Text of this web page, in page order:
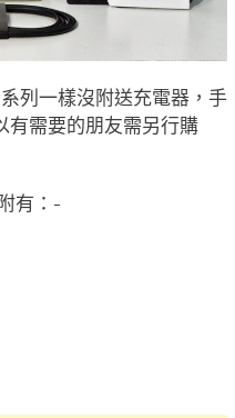
系列一樣沒附送充電器，手
有需要的朋友需另行購
有：-